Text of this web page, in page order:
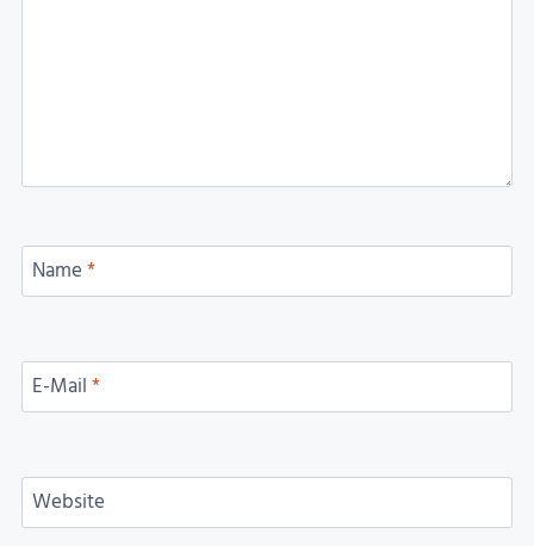
Name*
E-Mail*
Website